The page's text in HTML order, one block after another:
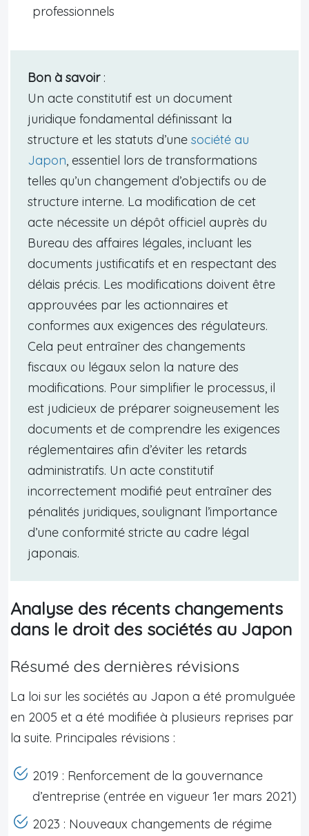
professionnels
Bon à savoir:
Un acte constitutif est un document
juridique fondamental définissant la
structure et les statuts d’une société au
Japon, essentiel lors de transformations
telles qu’un changement d’objectifs ou de
structure interne. La modification de cet
acte nécessite un dépôt officiel auprès du
Bureau des affaires légales, incluant les
documents justificatifs et en respectant des
délais précis. Les modifications doivent être
approuvées par les actionnaires et
conformes aux exigences des régulateurs.
Cela peut entraîner des changements
fiscaux ou légaux selon la nature des
modifications. Pour simplifier le processus, il
est judicieux de préparer soigneusement les
documents et de comprendre les exigences
réglementaires afin d’éviter les retards
administratifs. Un acte constitutif
incorrectement modifié peut entraîner des
pénalités juridiques, soulignant l’importance
d’une conformité stricte au cadre légal
japonais.
Analyse des récents changements
dans le droit des sociétés au Japon
Résumé des dernières révisions
La loi sur les sociétés au Japon a été promulguée
en 2005 et a été modifiée à plusieurs reprises par
la suite. Principales révisions :
2019 : Renforcement de la gouvernance
d’entreprise (entrée en vigueur 1er mars 2021)
2023 : Nouveaux changements de régime